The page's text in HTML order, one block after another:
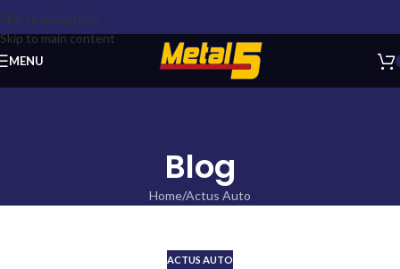
Skip to navigation
Skip to main content
MENU
Blog
Home Actus Auto
ACTUS AUTO